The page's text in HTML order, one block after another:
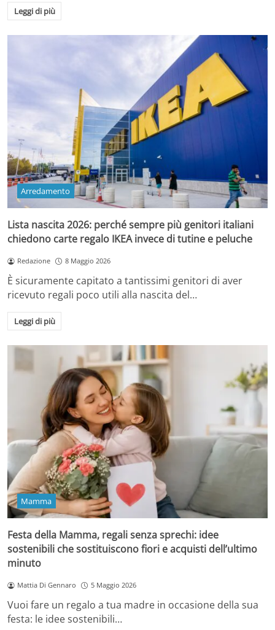
Leggi di più
Arredamento
Lista nascita 2026: perché sempre più genitori italiani
chiedono carte regalo IKEA invece di tutine e peluche
Redazione 8 Maggio 2026
È sicuramente capitato a tantissimi genitori di aver
ricevuto regali poco utili alla nascita del…
Leggi di più
Mamma
Festa della Mamma, regali senza sprechi: idee
sostenibili che sostituiscono fiori e acquisti dell’ultimo
minuto
Mattia Di Gennaro 5 Maggio 2026
Vuoi fare un regalo a tua madre in occasione della sua
festa: le idee sostenibili…